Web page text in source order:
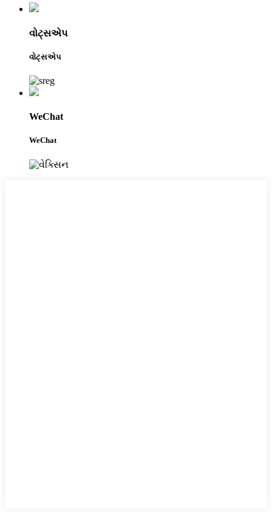
વોટ્સએપ
વોટ્સએપ
WeChat
WeChat